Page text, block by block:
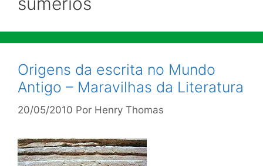
Origens da escrita no Mundo
Antigo – Maravilhas da Literatura
20/05/2010 Por Henry Thomas